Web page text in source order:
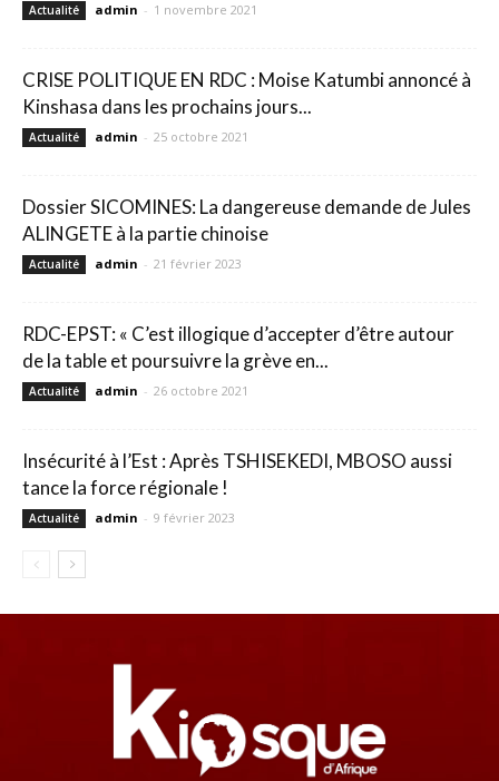
Actualité admin - 1 novembre 2021
CRISE POLITIQUE EN RDC : Moise Katumbi annoncé à
Kinshasa dans les prochains jours...
Actualité admin - 25 octobre 2021
Dossier SICOMINES: La dangereuse demande de Jules
ALINGETE à la partie chinoise
Actualité admin - 21 février 2023
RDC-EPST: « C’est illogique d’accepter d’être autour
de la table et poursuivre la grève en...
Actualité admin - 26 octobre 2021
Insécurité à l’Est : Après TSHISEKEDI, MBOSO aussi
tance la force régionale !
Actualité admin - 9 février 2023